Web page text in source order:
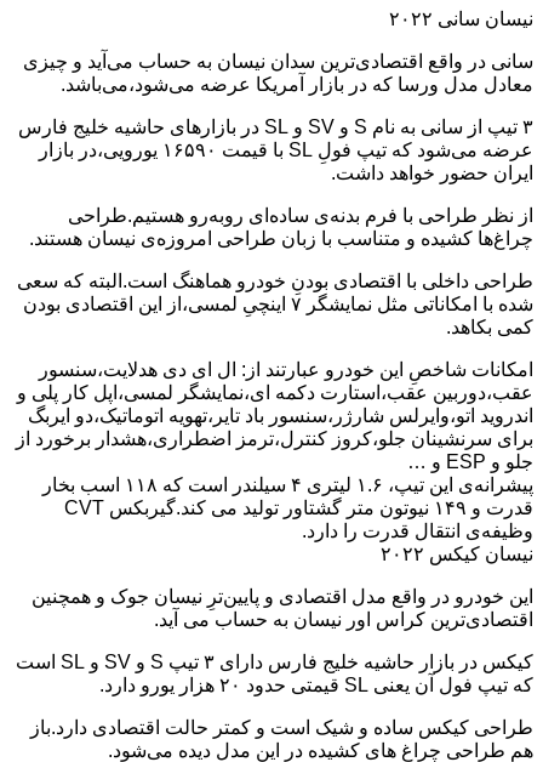
نیسان سانی ۲۰۲۲
سانی در واقع اقتصادی‌ترین سدان نیسان به حساب می‌آید و چیزی
معادل مدل ورسا که در بازار آمریکا عرضه می‌شود،می‌باشد.
۳ تیپ از سانی به نام S و SV و SL در بازارهای حاشیه خلیج فارس
عرضه می‌شود که تیپ فولِ SL با قیمت ۱۶۵۹۰ یورویی،در بازار
ایران حضور خواهد داشت.
از نظر طراحی با فرم بدنه‌ی ساده‌ای روبه‌رو هستیم.طراحی
چراغ‌ها کشیده و متناسب با زبان طراحی امروزه‌ی نیسان هستند.
طراحی داخلی با اقتصادی بودنِ خودرو هماهنگ است.البته که سعی
شده با امکاناتی مثل نمایشگر ۷ اینچیِ لمسی،از این اقتصادی بودن
کمی بکاهد.
امکانات شاخصِ این خودرو عبارتند از: ال ای دی هدلایت،سنسور
عقب،دوربین عقب،استارت دکمه ای،نمایشگر لمسی،اپل کار پلی و
اندروید اتو،وایرلس شارژر،سنسور باد تایر،تهویه اتوماتیک،دو ایربگ
برای سرنشینان جلو،کروز کنترل،ترمز اضطراری،هشدار برخورد از
جلو و ESP و …
پیشرانه‌ی این تیپ، ۱.۶ لیتری ۴ سیلندر است که ۱۱۸ اسب بخار
قدرت و ۱۴۹ نیوتون متر گشتاور تولید می کند.گیربکس CVT
وظیفه‌ی انتقال قدرت را دارد.
نیسان کیکس ۲۰۲۲
این خودرو در واقع مدل اقتصادی و پایین‌ترِ نیسان جوک و همچنین
اقتصادی‌ترین کراس اور نیسان به حساب می آید.
کیکس در بازار حاشیه خلیج فارس دارای ۳ تیپ S و SV و SL است
که تیپ فول آن یعنی SL قیمتی حدود ۲۰ هزار یورو دارد.
طراحی کیکس ساده و شیک است و کمتر حالت اقتصادی دارد.باز
هم طراحی چراغ های کشیده در این مدل دیده می‌شود.